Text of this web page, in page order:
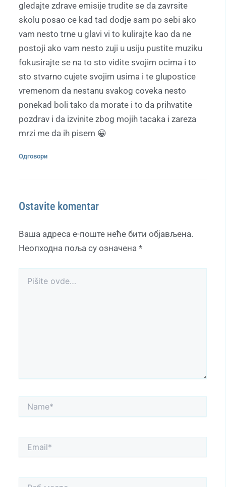
gledajte zdrave emisije trudite se da zavrsite
skolu posao ce kad tad dodje sam po sebi ako
vam nesto trne u glavi vi to kulirajte kao da ne
postoji ako vam nesto zuji u usiju pustite muziku
fokusirajte se na to sto vidite svojim ocima i to
sto stvarno cujete svojim usima i te glupostice
vremenom da nestanu svakog coveka nesto
ponekad boli tako da morate i to da prihvatite
pozdrav i da izvinite zbog mojih tacaka i zareza
mrzi me da ih pisem 😀
Одговори
Ostavite komentar
Ваша адреса е-поште неће бити објављена.
Неопходна поља су означена *
Name*
Email*
Веб